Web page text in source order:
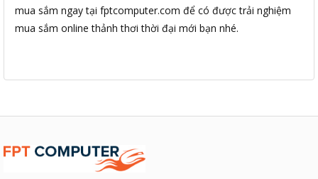
mua sắm ngay tại fptcomputer.com để có được trải nghiệm
mua sắm online thảnh thơi thời đại mới bạn nhé.